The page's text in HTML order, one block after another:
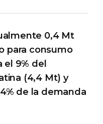
0,4 Mt
para consumo
9% del
(4,4 Mt) y
de la demanda